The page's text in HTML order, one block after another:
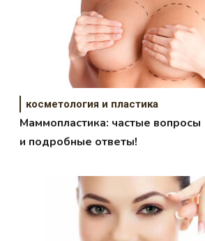
косметология и пластика
Маммопластика: частые вопросы
и подробные ответы!